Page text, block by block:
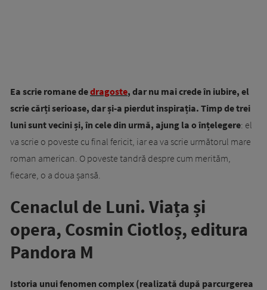
Ea scrie romane dedragoste, dar nu mai crede în iubire, el
scrie cărți serioase, dar și-a pierdut inspirația. Timp de trei
luni sunt vecini și, în cele din urmă, ajung la o înțelegere: el
va scrie o poveste cu final fericit, iar ea va scrie următorul mare
roman american. O poveste tandră despre cum merităm,
fiecare, o a doua șansă.
Cenaclul de Luni. Viața și
opera, Cosmin Ciotloș, editura
Pandora M
Istoria unui fenomen complex (realizată după parcurgerea